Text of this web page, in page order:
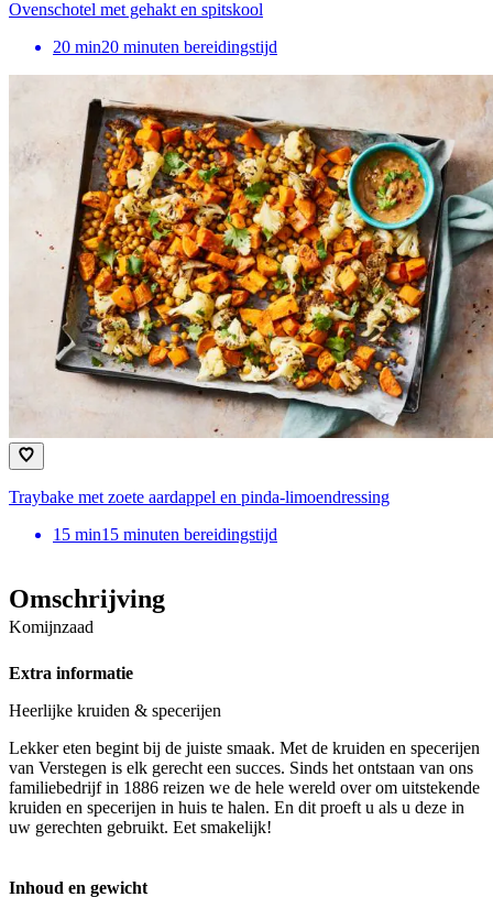
Ovenschotel met gehakt en spitskool
20 min20 minuten bereidingstijd
Traybake met zoete aardappel en pinda-limoendressing
15 min15 minuten bereidingstijd
Omschrijving
Komijnzaad
Extra informatie
Heerlijke kruiden & specerijen
Lekker eten begint bij de juiste smaak. Met de kruiden en specerijen
van Verstegen is elk gerecht een succes. Sinds het ontstaan van ons
familiebedrijf in 1886 reizen we de hele wereld over om uitstekende
kruiden en specerijen in huis te halen. En dit proeft u als u deze in
uw gerechten gebruikt. Eet smakelijk!
Inhoud en gewicht